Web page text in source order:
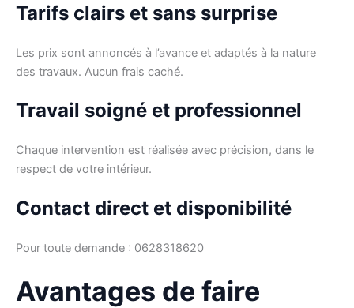
Tarifs clairs et sans surprise
Les prix sont annoncés à l’avance et adaptés à la nature
des travaux. Aucun frais caché.
Travail soigné et professionnel
Chaque intervention est réalisée avec précision, dans le
respect de votre intérieur.
Contact direct et disponibilité
Pour toute demande : 0628318620
Avantages de faire